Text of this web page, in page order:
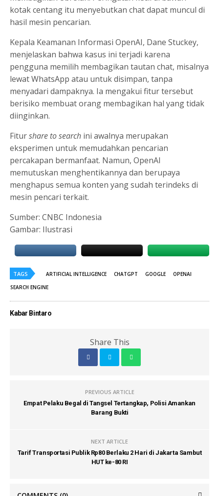
kotak centang itu menyebutkan chat dapat muncul di
hasil mesin pencarian.
Kepala Keamanan Informasi OpenAI, Dane Stuckey,
menjelaskan bahwa kasus ini terjadi karena
pengguna memilih membagikan tautan chat, misalnya
lewat WhatsApp atau untuk disimpan, tanpa
menyadari dampaknya. Ia mengakui fitur tersebut
berisiko membuat orang membagikan hal yang tidak
diinginkan.
Fiturshare to search ini awalnya merupakan
eksperimen untuk memudahkan pencarian
percakapan bermanfaat. Namun, OpenAI
memutuskan menghentikannya dan berupaya
menghapus semua konten yang sudah terindeks di
mesin pencari terkait.
Sumber: CNBC Indonesia
Gambar: Ilustrasi
TAGS ARTIFICIAL INTELLIGENCE CHATGPT GOOGLE
OPENAI
SEARCH ENGINE
Kabar Bintaro
Share This
PREVIOUS ARTICLE
Empat Pelaku Begal di Tangsel Tertangkap, Polisi Amankan
Barang Bukti
NEXT ARTICLE
Tarif Transportasi Publik Rp80 Berlaku 2 Hari di Jakarta Sambut
HUT ke-80 RI